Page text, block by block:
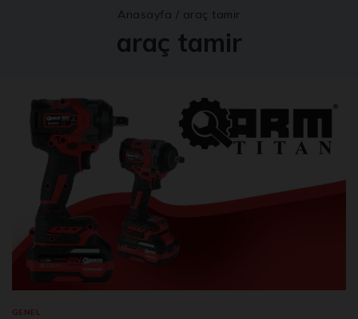
Anasayfa / araç tamir
araç tamir
GENEL